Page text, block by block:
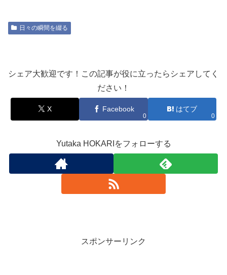
日々の瞬間を綴る
シェア大歓迎です！この記事が役に立ったらシェアしてく
ださい！
X Facebook
0
はてブ
0
Yutaka HOKARIをフォローする
スポンサーリンク